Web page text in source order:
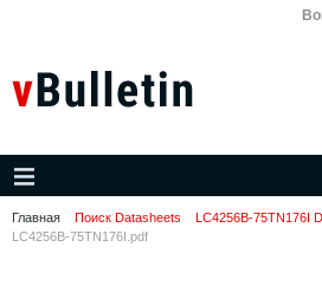
Главная Поиск Datasheets
LC4256B-75TN176I
LC4256B-75TN176I.pdf